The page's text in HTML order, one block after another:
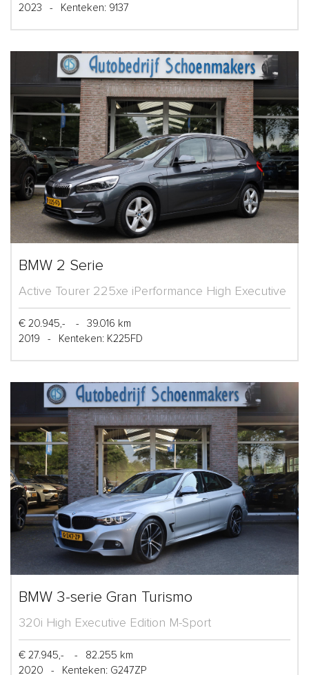
2023
- Kenteken: 9137
BMW 2 Serie
Active Tourer 225xe iPerformance High Executive
€ 20.945,- -
39.016 km
2019
- Kenteken: K225FD
BMW 3-serie Gran Turismo
320i High Executive Edition M-Sport
€ 27.945,- -
82.255 km
2020
- Kenteken: G247ZP